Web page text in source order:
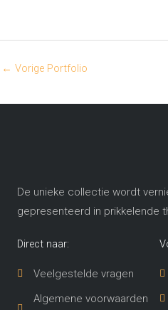
← Vorige Portfolio
De unieke collectie wordt
gepresenteerd in prikkelende
Direct naar:
Veelgestelde vragen
Algemene voorwaarden